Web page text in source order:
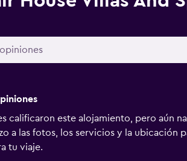
calificaron este alojamiento, pero aún
a las fotos, los servicios y la ubicación
tu viaje.